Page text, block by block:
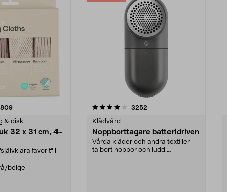
recensioner
& disk
32 x 31 cm, 4-
favorit” i
beige
5 stjärnor 3252
Klädvård
Noppborttagare batteridriven
Vårda kläder och andra textilier –
ta bort noppor och ludd.
4.5av 5 stjärnor